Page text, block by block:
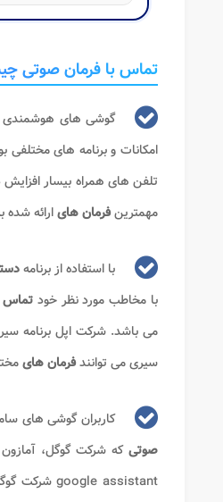
تماس با فرمان صوتی
گوشی های هوشمندی
امکانات و برنامه های مختلفی
تلفن های همراه بیسار افزایش
مهمترینفرمان هایارائه شده
با استفاده از برنامه
با مخاطب مورد نظر خود
می باشد. شرکت اپل برنامه
سیری می توانندفرمان های
کاربران گوشی های
صوتی
google assistant شرکت گوگل، Xiao AI گوشی های شیائومی و HI assistant تلفن های هوشمند هوآوی از جمله پرطرفدارترین برنامه های